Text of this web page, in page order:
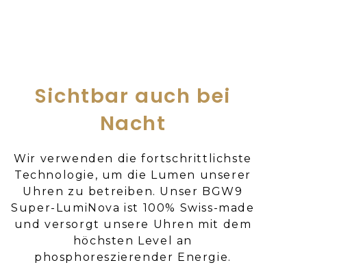
Sichtbar auch bei
Nacht
Wir verwenden die fortschrittlichste
Technologie, um die Lumen unserer
Uhren zu betreiben. Unser BGW9
Super-LumiNova ist 100% Swiss-made
und versorgt unsere Uhren mit dem
höchsten Level an
phosphoreszierender Energie.